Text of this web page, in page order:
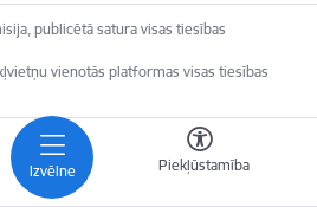
Izvēlne Piekļūstamība
publicētā satura visas tiesības
vienotās platformas visas tiesības